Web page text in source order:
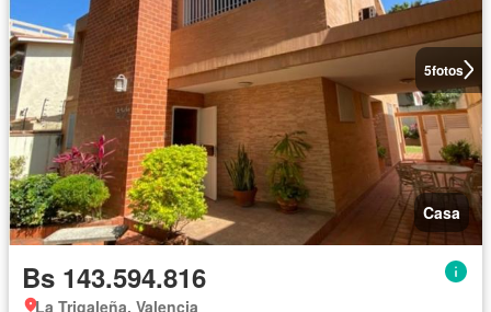
5fotos
Casa
Bs 143.594.816
La Trigaleña, Valencia